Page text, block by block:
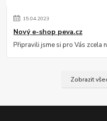
15.04.2023
Nový e-shop peva.cz
Připravili jsme si pro Vás zcela
Zobrazit